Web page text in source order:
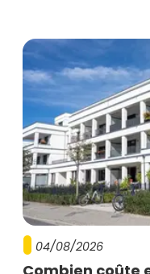
04/08/2026